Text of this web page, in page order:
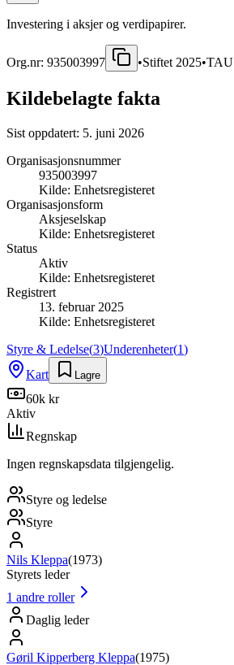
Investering i aksjer og verdipapirer.
Org.nr: 935003997 •Stiftet 2025•TAU
Kildebelagte fakta
Sist oppdatert: 5. juni 2026
Organisasjonsnummer
935003997
Kilde: Enhetsregisteret
Organisasjonsform
Aksjeselskap
Kilde: Enhetsregisteret
Status
Aktiv
Kilde: Enhetsregisteret
Registrert
13. februar 2025
Kilde: Enhetsregisteret
Styre & Ledelse(3)Underenheter(1)
Kart
Lagre
60k kr
Aktiv
Regnskap
Ingen regnskapsdata tilgjengelig.
Styre og ledelse
Styre
Nils Kleppa(1973)
Styrets leder
1 andre roller
Daglig leder
Gøril Kipperberg Kleppa(1975)